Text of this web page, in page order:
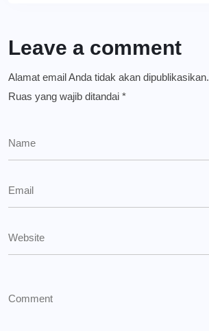
Leave a comment
Alamat email Anda tidak akan dipublikasikan.
Ruas yang wajib ditandai *